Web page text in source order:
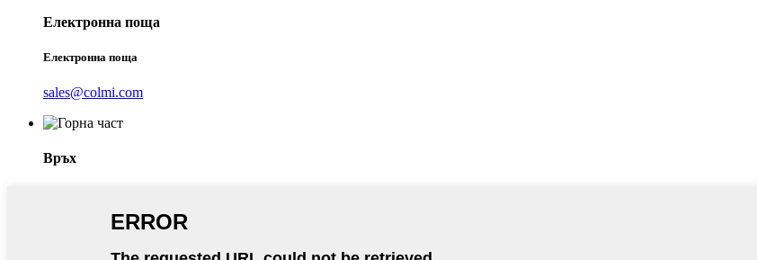
Електронна поща
Електронна поща
sales@colmi.com
Връх